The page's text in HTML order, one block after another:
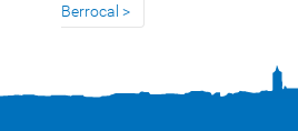
Berrocal